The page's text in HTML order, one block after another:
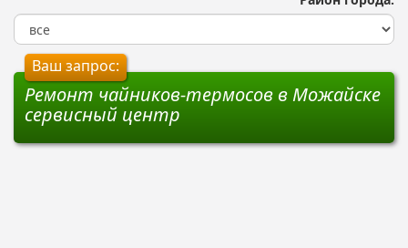
Ваш запрос:
Ремонт чайников-термосов в Можайске
сервисный центр